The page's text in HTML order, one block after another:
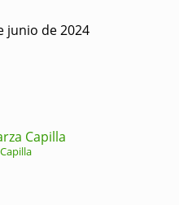
junio de 2024
Capilla